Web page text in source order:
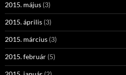
2015. május (3)
2015. április (3)
2015. március (3)
2015. február (5)